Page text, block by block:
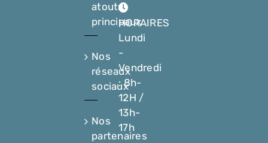
atouts
principaux
Nos
réseaux
sociaux
Nos
partenaires
HORAIRES
Lundi
-
Vendredi
: 8h-
12H /
13h-
17h